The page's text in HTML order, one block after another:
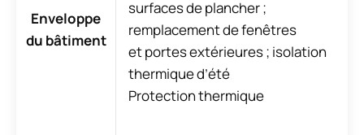
Enveloppe
du bâtiment
surfaces de plancher ;
remplacement de fenêtres
et portes extérieures ; isolation
thermique d’été
Protection thermique